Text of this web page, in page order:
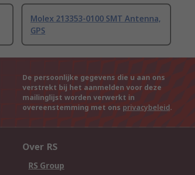
Molex 213353-0100 SMT Antenna,
GPS
De persoonlijke gegevens die u aan ons
verstrekt bij het aanmelden voor deze
mailinglijst worden verwerkt in
overeenstemming met ons privacybeleid.
Over RS
RS Group